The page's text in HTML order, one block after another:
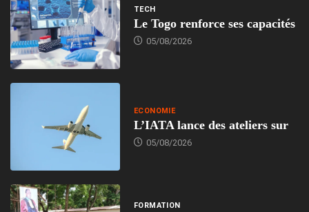
TECH
Le Togo renforce ses capacités
05/08/2026
ECONOMIE
L’IATA lance des ateliers sur
05/08/2026
FORMATION